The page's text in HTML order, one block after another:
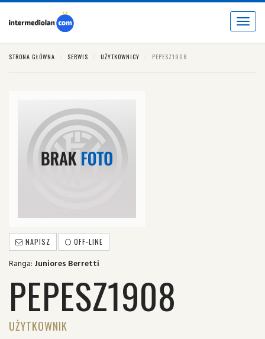
Toggle
STRONA GŁÓWNA SERWIS UŻYTKOWNICY PEPESZ1908
NAPISZ OFF-LINE
Ranga: Juniores Berretti
PEPESZ1908
UŻYTKOWNIK